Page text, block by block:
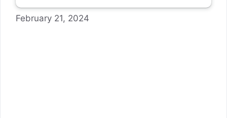
February 21, 2024